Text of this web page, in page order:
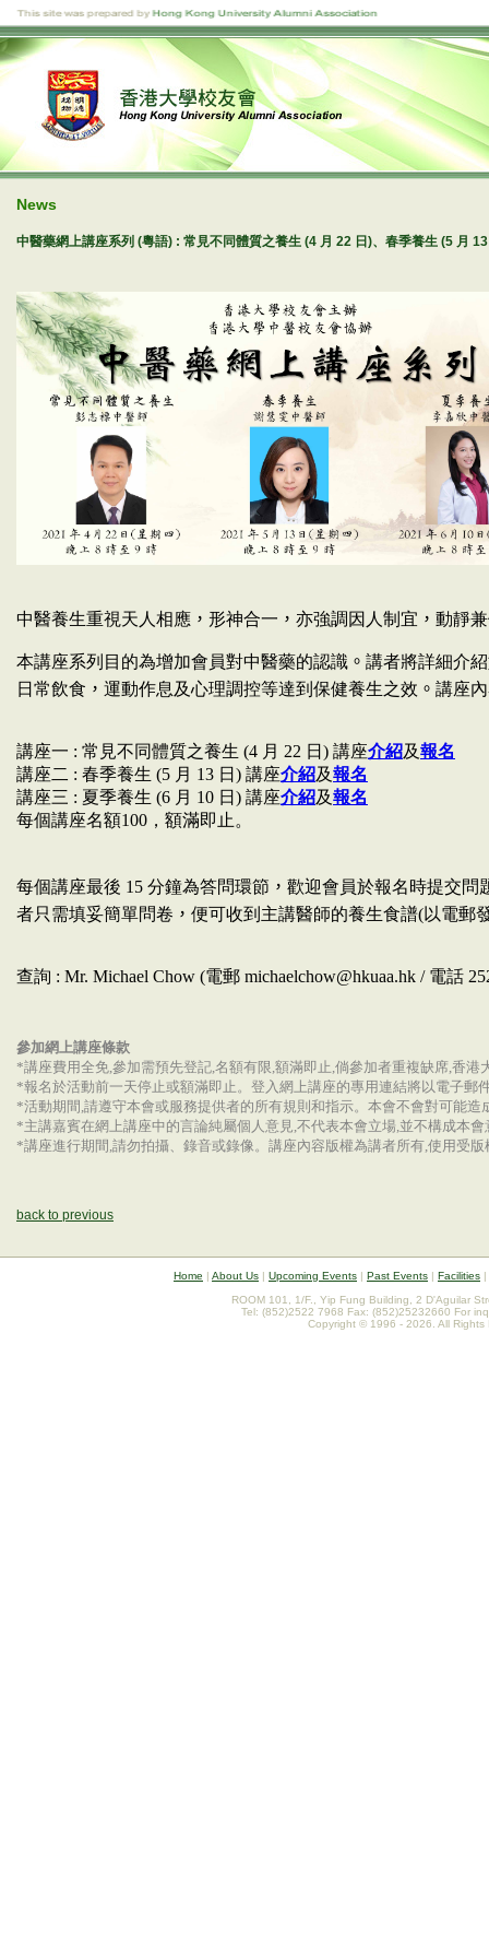
News
中醫藥網上講座系列 (粵語) : 常見不同體質之養生 (4 月 22 日)、春季養生 (5 月
中醫養生重視天人相應 ， 形神合一 ， 亦強調因人制宜 ， 動靜
本講座系列目的為增加會員對中醫藥的認識 。 講者將詳細介
日常飲食 ， 運動作息及心理調控等達到保健養生之效 。 講座
講座一 : 常見不同體質之養生 (4 月 22 日) 講座介紹及報名
講座二 : 春季養生 (5 月 13 日) 講座介紹及報名
講座三 : 夏季養生 (6 月 10 日) 講座介紹及報名
每個講座名額100，額滿即止。
每個講座最後 15 分鐘為答問環節 ， 歡迎會員於報名時提交問
者只需填妥簡單問卷 ， 便可收到主講醫師的養生食譜(以電郵
查詢 : Mr. Michael Chow (電郵 michaelchow@hkuaa.hk / 電話
參加網上講座條款
*講座費用全免,參加需預先登記,名額有限,額滿即止,倘參加者重複缺席,香
*報名於活動前一天停止或額滿即止。登入網上講座的專用連結將以電子郵
*活動期間,請遵守本會或服務提供者的所有規則和指示。本會不會對可能造
*主講嘉賓在網上講座中的言論純屬個人意見,不代表本會立場,並不構成本會
*講座進行期間,請勿拍攝、錄音或錄像。講座內容版權為講者所有,使用受
back to previous
Home | About Us | Upcoming Events | Past Events | Facilities |
ROOM 101, 1/F., Yip Fung Building, 2 D'Aguilar
Tel: (852)2522 7968 Fax: (852)25232660 For
Copyright © 1996 - 2026. All Rights